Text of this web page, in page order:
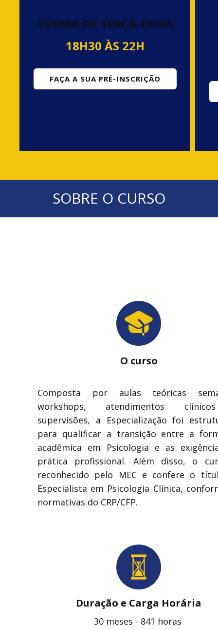
TURMA DE TERÇA-FEIRA
18H30 ÀS 22H
FAÇA A SUA PRÉ-INSCRIÇÃO
SOBRE O CURSO
O curso
Composta por aulas teóricas
workshops, atendimentos
supervisões, a Especialização foi
para qualificar a transição entre a
acadêmica em Psicologia e as
prática profissional. Além disso, o
reconhecido pelo MEC e confere o
Especialista em Psicologia Clínica,
normativas do CRP/CFP.
Duração e Carga Horária
30 meses - ​841 horas